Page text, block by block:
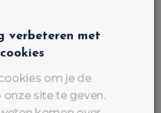
verbeteren met
om je de
site te geven.